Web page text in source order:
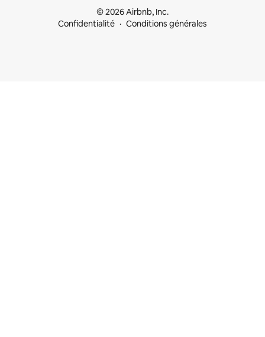
© 2026 Airbnb, Inc.
Confidentialité
Conditions générales